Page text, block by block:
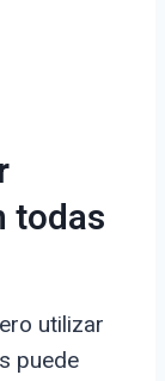
todas
utilizar
puede